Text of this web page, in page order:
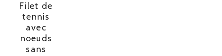
Filet de
tennis
avec
noeuds
sans